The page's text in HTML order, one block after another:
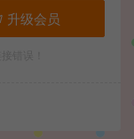
升级会员